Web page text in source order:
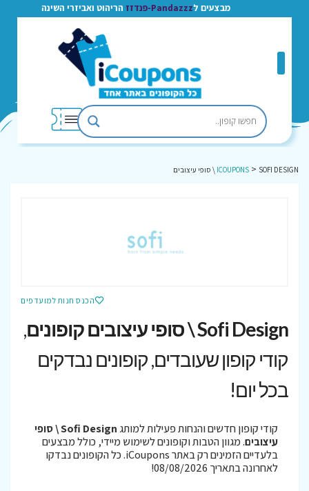
מבצעים לPandazzz-פנדזז הריהוט ואביזרי השינה
ICOUPONS > SOFI DESIGN \ סופי עיצובים
הכנס חנות למועדפים
Sofi Design \ סופי עיצובים קופונים
,
קודי קופון שעובדים, קופונים נבדקים
בכל יום!
קודי קופון חדשים והנחות פעילות למותג
Sofi Design \ סופי
עיצובים. מגוון הטבות וקופונים לשימוש מיידי, כולל מבצעים
בלעדיים הזמינים רק באתר iCoupons. כל הקופונים נבדקו
לאחרונה בתאריך 08/08/2026!